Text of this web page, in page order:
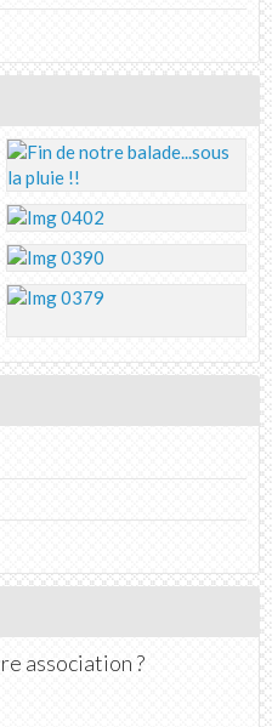
association ?